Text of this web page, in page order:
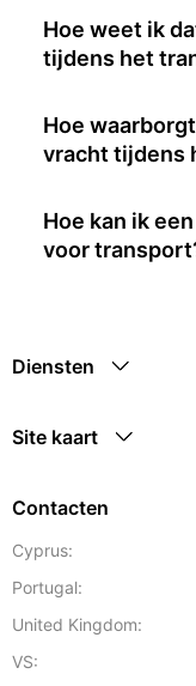
Hoe weet ik
tijdens het
Hoe
vracht tijdens
Hoe kan ik
voor
Diensten
Site kaart
Contacten
Cyprus:
Portugal:
United Kingdom:
VS: